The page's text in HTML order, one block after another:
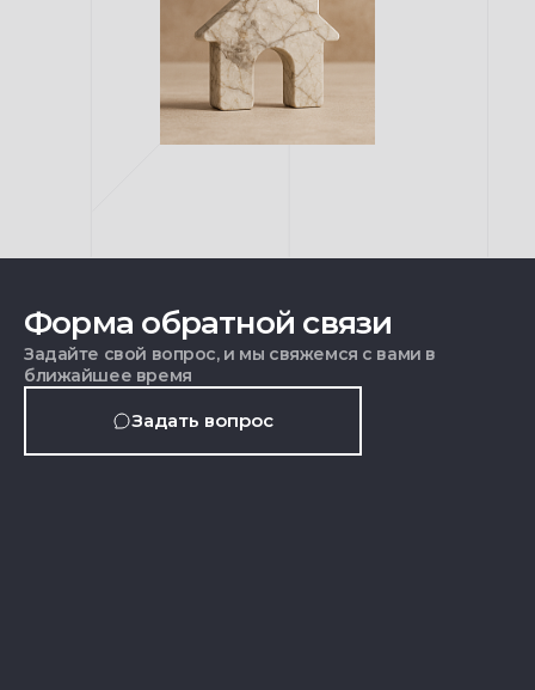
Форма обратной связи
Задайте свой вопрос, и мы свяжемся с вами в
ближайшее время
Задать вопрос